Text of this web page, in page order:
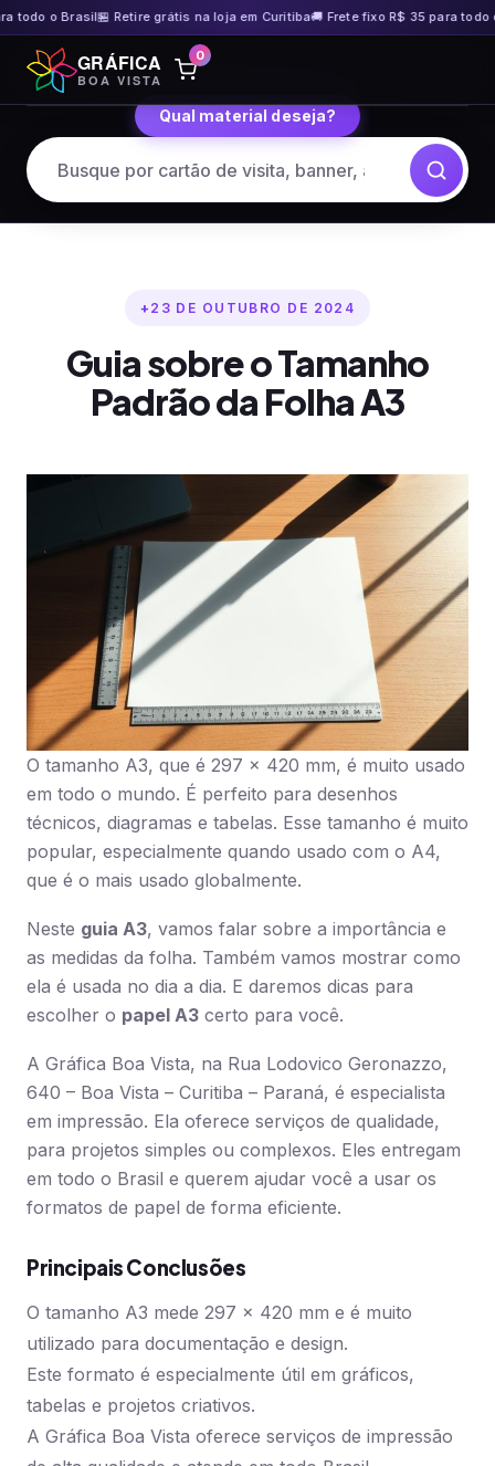
o Brasil🏪 Retire grátis na loja em Curitiba🚚 Frete fixo R$ 35 para todo o
Pular
para
o
GRÁFICA
BOA VISTA
0
Qual material deseja?
23 DE OUTUBRO DE 2024
Guia sobre o Tamanho
Padrão da Folha A3
O tamanho A3, que é 297 x 420 mm, é muito usado
em todo o mundo. É perfeito para desenhos
técnicos, diagramas e tabelas. Esse tamanho é muito
popular, especialmente quando usado com o A4,
que é o mais usado globalmente.
Neste guia A3, vamos falar sobre a importância e
as medidas da folha. Também vamos mostrar como
ela é usada no dia a dia. E daremos dicas para
escolher o papel A3 certo para você.
A Gráfica Boa Vista, na Rua Lodovico Geronazzo,
640 – Boa Vista – Curitiba – Paraná, é especialista
em impressão. Ela oferece serviços de qualidade,
para projetos simples ou complexos. Eles entregam
em todo o Brasil e querem ajudar você a usar os
formatos de papel de forma eficiente.
Principais Conclusões
O tamanho A3 mede 297 x 420 mm e é muito
utilizado para documentação e design.
Este formato é especialmente útil em gráficos,
tabelas e projetos criativos.
A Gráfica Boa Vista oferece serviços de impressão